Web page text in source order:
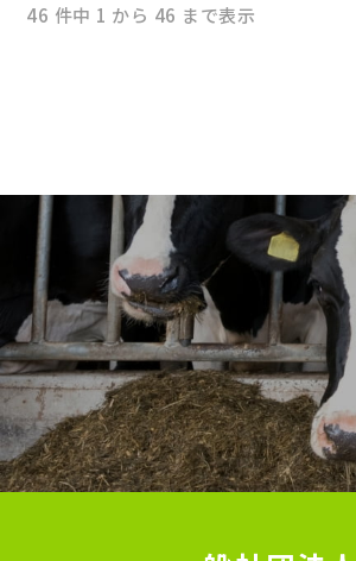
46 件中 1 から 46 まで表示